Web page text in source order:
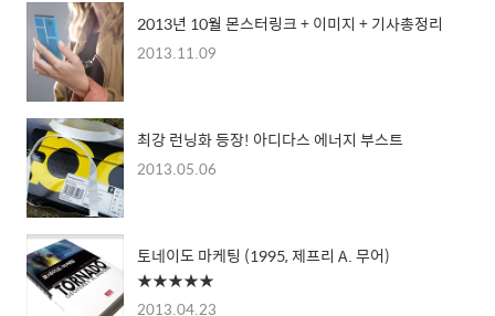
2013년 10월 몬스터링크 + 이미지 + 기사총정리
2013.11.09
최강 런닝화 등장! 아디다스 에너지 부스트
2013.05.06
토네이도 마케팅 (1995, 제프리 A. 무어)
★★★★★
2013.04.23